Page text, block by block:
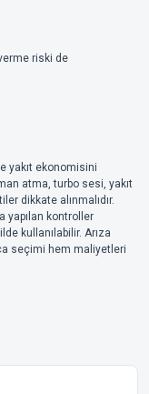
riski de
yakıt ekonomisini
atma, turbo sesi, yakıt
dikkate alınmalıdır.
yapılan kontroller
kullanılabilir. Arıza
seçimi hem maliyetleri